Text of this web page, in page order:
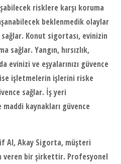
risklere karşı koruma
beklenmedik olaylar
sağlar. Konut sigortası, evinizin
sağlar. Yangın, hırsızlık,
ve eşyalarınızı güvence
işletmelerin işlerini riske
sağlar. İş yeri
kaynakları güvence
Al, Akay Sigorta, müşteri
veren bir şirkettir. Profesyonel